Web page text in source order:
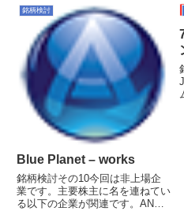
部門を譲り受け、2005年にヘラ
クレス上場。サブリースに代わる
柱として、ここ2-3年は不動産フ
ァンド事業に注力し...
銘柄検討
Blue Planet – works
銘柄検討その10今回は非上場企
業です。主要株主に名を連ねてい
る以下の企業が関連です。ANA